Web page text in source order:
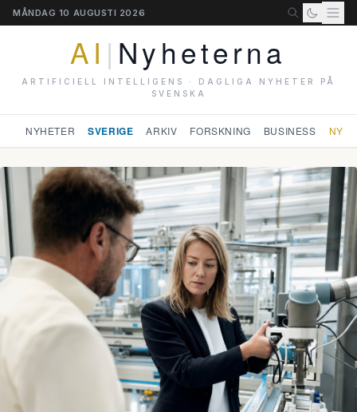
MÅNDAG 10 AUGUSTI 2026
AI | Nyheterna
ARTIFICIELL INTELLIGENS · DAGLIGA NYHETER PÅ
SVENSKA
NYHETER SVERIGE ARKIV FORSKNING BUSINESS